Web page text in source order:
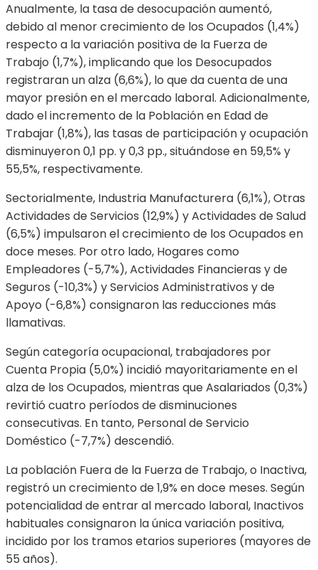
Anualmente, la tasa de desocupación aumentó,
debido al menor crecimiento de los Ocupados (1,4%)
respecto a la variación positiva de la Fuerza de
Trabajo (1,7%), implicando que los Desocupados
registraran un alza (6,6%), lo que da cuenta de una
mayor presión en el mercado laboral. Adicionalmente,
dado el incremento de la Población en Edad de
Trabajar (1,8%), las tasas de participación y ocupación
disminuyeron 0,1 pp. y 0,3 pp., situándose en 59,5% y
55,5%, respectivamente.
Sectorialmente, Industria Manufacturera (6,1%), Otras
Actividades de Servicios (12,9%) y Actividades de Salud
(6,5%) impulsaron el crecimiento de los Ocupados en
doce meses. Por otro lado, Hogares como
Empleadores (-5,7%), Actividades Financieras y de
Seguros (-10,3%) y Servicios Administrativos y de
Apoyo (-6,8%) consignaron las reducciones más
llamativas.
Según categoría ocupacional, trabajadores por
Cuenta Propia (5,0%) incidió mayoritariamente en el
alza de los Ocupados, mientras que Asalariados (0,3%)
revirtió cuatro períodos de disminuciones
consecutivas. En tanto, Personal de Servicio
Doméstico (-7,7%) descendió.
La población Fuera de la Fuerza de Trabajo, o Inactiva,
registró un crecimiento de 1,9% en doce meses. Según
potencialidad de entrar al mercado laboral, Inactivos
habituales consignaron la única variación positiva,
incidido por los tramos etarios superiores (mayores de
55 años).